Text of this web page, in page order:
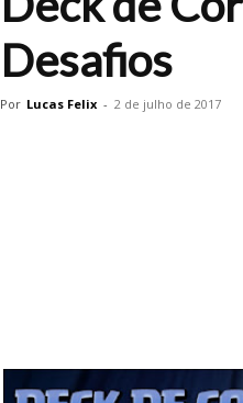
Desafios
Por Lucas Felix - 2 de julho de 2017